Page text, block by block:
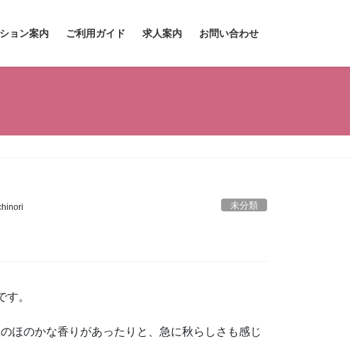
ョン案内 ご利用ガイド 求人案内 お問い合わせ
未分類
。
ほのかな香りがあったりと、急に秋らしさも感じ